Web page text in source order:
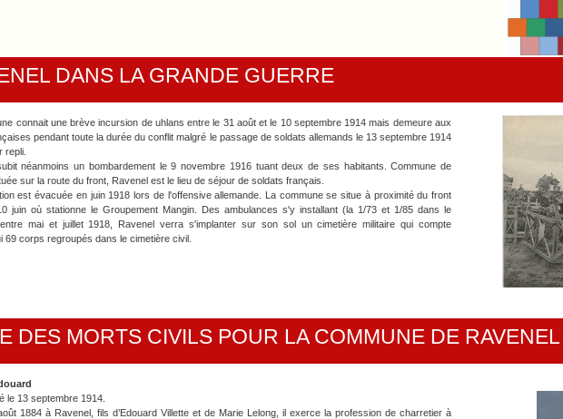
en âge de se
Lors de la
le 10 août 1918.
DANS LA GRANDE GUERRE
connait une brève incursion de uhlans entre le 31 août et le 10 septembre 1914 mais demeure aux
pendant toute la durée du conflit malgré le passage de soldats allemands le 13 septembre 1914
repli.
néanmoins un bombardement le 9 novembre 1916 tuant deux de ses habitants. Commune de
sur la route du front, Ravenel est le lieu de séjour de soldats français.
est évacuée en juin 1918 lors de l'offensive allemande. La commune se situe à proximité du front
juin où stationne le Groupement Mangin. Des ambulances s'y installant (la 1/73 et 1/85 dans le
mai et juillet 1918, Ravenel verra s'implanter sur son sol un cimetière militaire qui compte
69 corps regroupés dans le cimetière civil.
DES MORTS CIVILS POUR LA COMMUNE DE RAVENEL
le 13 septembre 1914.
1884 à Ravenel, fils d’Edouard Villette et de Marie Lelong, il exerce la profession de charretier à